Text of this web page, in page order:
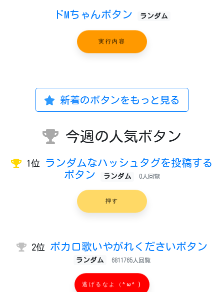
ドMちゃんボタン ランダム
実行内容
新着のボタンをもっと見る
今週の人気ボタン
1位
ランダムなハッシュタグを投稿する
ボタン
ランダム 0人回覧
押す
2位 ボカロ歌いやがれくださいボタン
ランダム 6811765人回覧
逃げるなよ（^ω^ )